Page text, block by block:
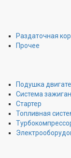
Раздаточная
Прочее
Подушка
Система
Стартер
Топливная